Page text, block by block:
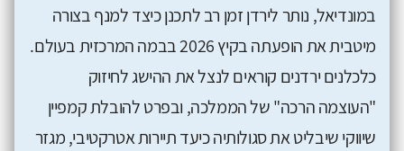
במונדיאל, נותר לירדן זמן רב לתכנן כיצד למנף בצורה
מיטבית את הופעתה בקיץ 2026 בבמה המרכזית בעולם.
כלכלנים ירדנים קוראים לנצל את ההישג לחיזוק
"העוצמה הרכה" של הממלכה, ובפרט להובלת קמפיין
שיווקי שיבליט את סגולותיה כיעד תיירות אטרקטיבי, מגזר